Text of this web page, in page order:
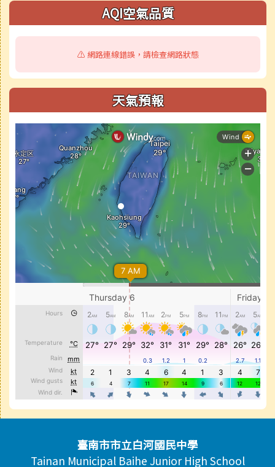
AQI空氣品質
⚠️ 網路連線錯誤，請檢查網路狀態
天氣預報
頁尾區域內容臺南市市立白河國民中學
Tainan Municipal Baihe Junior High School